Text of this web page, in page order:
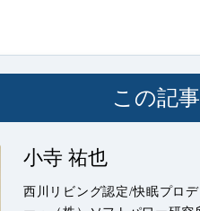
この記
小寺 祐也
西川リビング認定/快眠プロ